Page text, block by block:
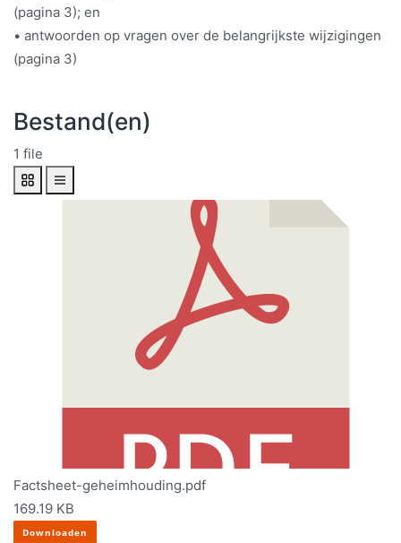
(pagina 3); en
• antwoorden op vragen over de belangrijkste wijzigingen
(pagina 3)
Bestand(en)
1 file
Factsheet-geheimhouding.pdf
169.19 KB
Downloaden